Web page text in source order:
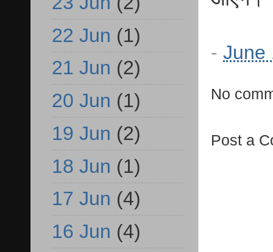
- June
No
Post a
22 Jun (1)
21 Jun (2)
20 Jun (1)
19 Jun (2)
18 Jun (1)
17 Jun (4)
16 Jun (4)